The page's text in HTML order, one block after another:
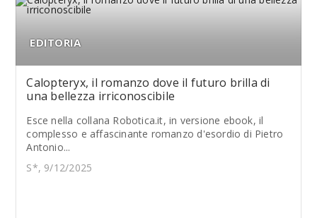
EDITORIA
Calopteryx, il romanzo dove il futuro brilla di
una bellezza irriconoscibile
Esce nella collana Robotica.it, in versione ebook, il
complesso e affascinante romanzo d'esordio di Pietro
Antonio...
S*, 9/12/2025